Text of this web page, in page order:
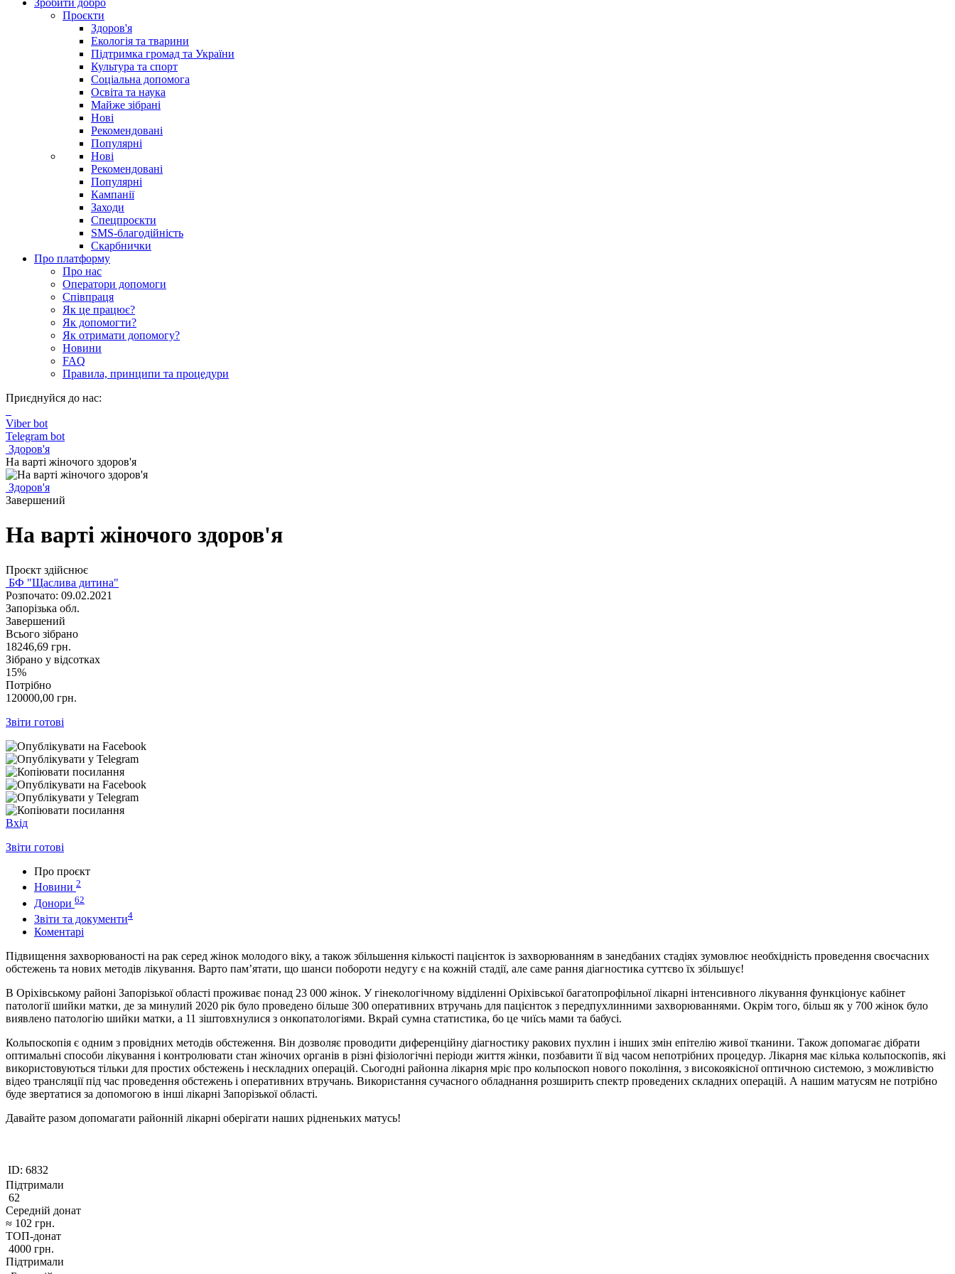
Зробити добро
Проєкти
Здоров'я
Екологія та тварини
Підтримка громад та України
Культура та спорт
Соціальна допомога
Освіта та наука
Майже зібрані
Нові
Рекомендовані
Популярні
Нові
Рекомендовані
Популярні
Кампанії
Заходи
Спецпроєкти
SMS-благодійність
Скарбнички
Про платформу
Про нас
Оператори допомоги
Співпраця
Як це працює?
Як допомогти?
Як отримати допомогу?
Новини
FAQ
Правила, принципи та процедури
Приєднуйся до нас:
Viber bot
Telegram bot
Здоров'я
На варті жіночого здоров'я
Здоров'я
Завершений
На варті жіночого здоров'я
Проєкт здійснює
БФ "Щаслива дитина"
Розпочато: 09.02.2021
Запорізька обл.
Завершений
Всього зібрано
18246,69 грн.
Зібрано у відсотках
15%
Потрібно
120000,00 грн.
Звіти готові
Вхід
Звіти готові
Про проєкт
Новини 2
Донори 62
Звіти та документи4
Коментарі
Підвищення захворюваності на рак серед жінок молодого віку, а також збільшення кількості пацієнток із захворюванням в занедбаних стадіях зумовлює необхідність проведення своєчасних
обстежень та нових методів лікування. Варто пам’ятати, що шанси побороти недугу є на кожній стадії, але саме рання діагностика суттєво їх збільшує!
В Оріхівському районі Запорізької області проживає понад 23 000 жінок. У гінекологічному відділенні Оріхівської багатопрофільної лікарні інтенсивного лікування функціонує кабінет
патології шийки матки, де за минулий 2020 рік було проведено більше 300 оперативних втручань для пацієнток з передпухлинними захворюваннями. Окрім того, більш як у 700 жінок було
виявлено патологію шийки матки, а 11 зіштовхнулися з онкопатологіями. Вкрай сумна статистика, бо це чиїсь мами та бабусі.
Кольпоскопія є одним з провідних методів обстеження. Він дозволяє проводити диференційну діагностику ракових пухлин і інших змін епітелію живої тканини. Також допомагає дібрати
оптимальні способи лікування і контролювати стан жіночих органів в різні фізіологічні періоди життя жінки, позбавити її від часом непотрібних процедур. Лікарня має кілька кольпоскопів, які
використовуються тільки для простих обстежень і нескладних операцій. Сьогодні районна лікарня мріє про кольпоскоп нового покоління, з високоякісної оптичною системою, з можливістю
відео трансляції під час проведення обстежень і оперативних втручань. Використання сучасного обладнання розширить спектр проведених складних операцій. А нашим матусям не потрібно
буде звертатися за допомогою в інші лікарні Запорізької області.
Давайте разом допомагати районній лікарні оберігати наших рідненьких матусь!
ID: 6832
Підтримали
62
Середній донат
≈ 102 грн.
ТОП-донат
4000 грн.
Підтримали